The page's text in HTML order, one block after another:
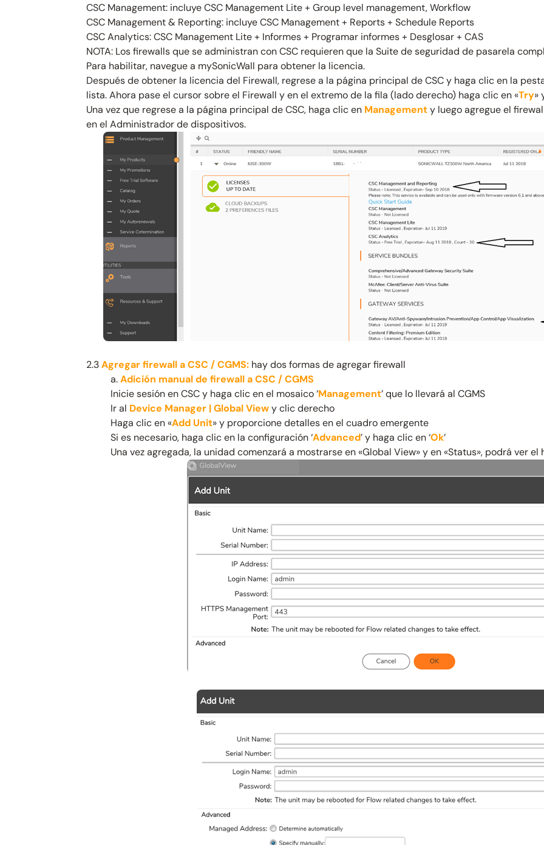
CSC Management: incluye CSC Management Lite + Group level management, Workflow
CSC Management & Reporting: incluye CSC Management + Reports + Schedule Reports
CSC Analytics: CSC Management Lite + Informes + Programar informes + Desglosar + CAS
NOTA: Los firewalls que se administran con CSC requieren que la Suite de seguridad de pasarela
Para habilitar, navegue a mySonicWall para obtener la licencia.
Después de obtener la licencia del Firewall, regrese a la página principal de CSC y haga clic en la
lista. Ahora pase el cursor sobre el Firewall y en el extremo de la fila (lado derecho) haga clic en «Try»
Una vez que regrese a la página principal de CSC, haga clic en Managementy luego agregue el
en el Administrador de dispositivos.
2.3Agregar firewall a CSC / CGMS: hay dos formas de agregar firewall
a.Adición manual de firewall a CSC / CGMS
Inicie sesión en CSC y haga clic en el mosaico ‘Management’ que lo llevará al CGMS
Ir al Device Manager | Global Viewy clic derecho
Haga clic en «Add Unit» y proporcione detalles en el cuadro emergente
Si es necesario, haga clic en la configuración ‘Advanced’ y haga clic en ‘Ok’
Una vez agregada, la unidad comenzará a mostrarse en «Global View» y en «Status», podrá ver